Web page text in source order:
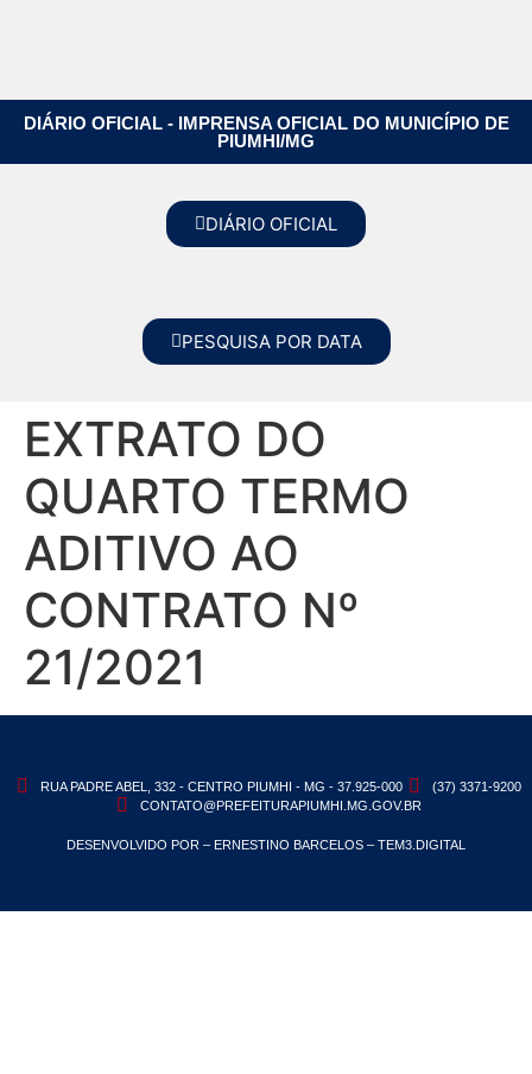
DIÁRIO OFICIAL - IMPRENSA OFICIAL DO MUNICÍPIO DE
PIUMHI/MG
DIÁRIO OFICIAL
PESQUISA POR DATA
EXTRATO DO
QUARTO TERMO
ADITIVO AO
CONTRATO Nº
21/2021
RUA PADRE ABEL, 332 - CENTRO PIUMHI - MG - 37.925-000
(37) 3371-9200
CONTATO@PREFEITURAPIUMHI.MG.GOV.BR
DESENVOLVIDO POR – ERNESTINO BARCELOS – TEM3.DIGITAL